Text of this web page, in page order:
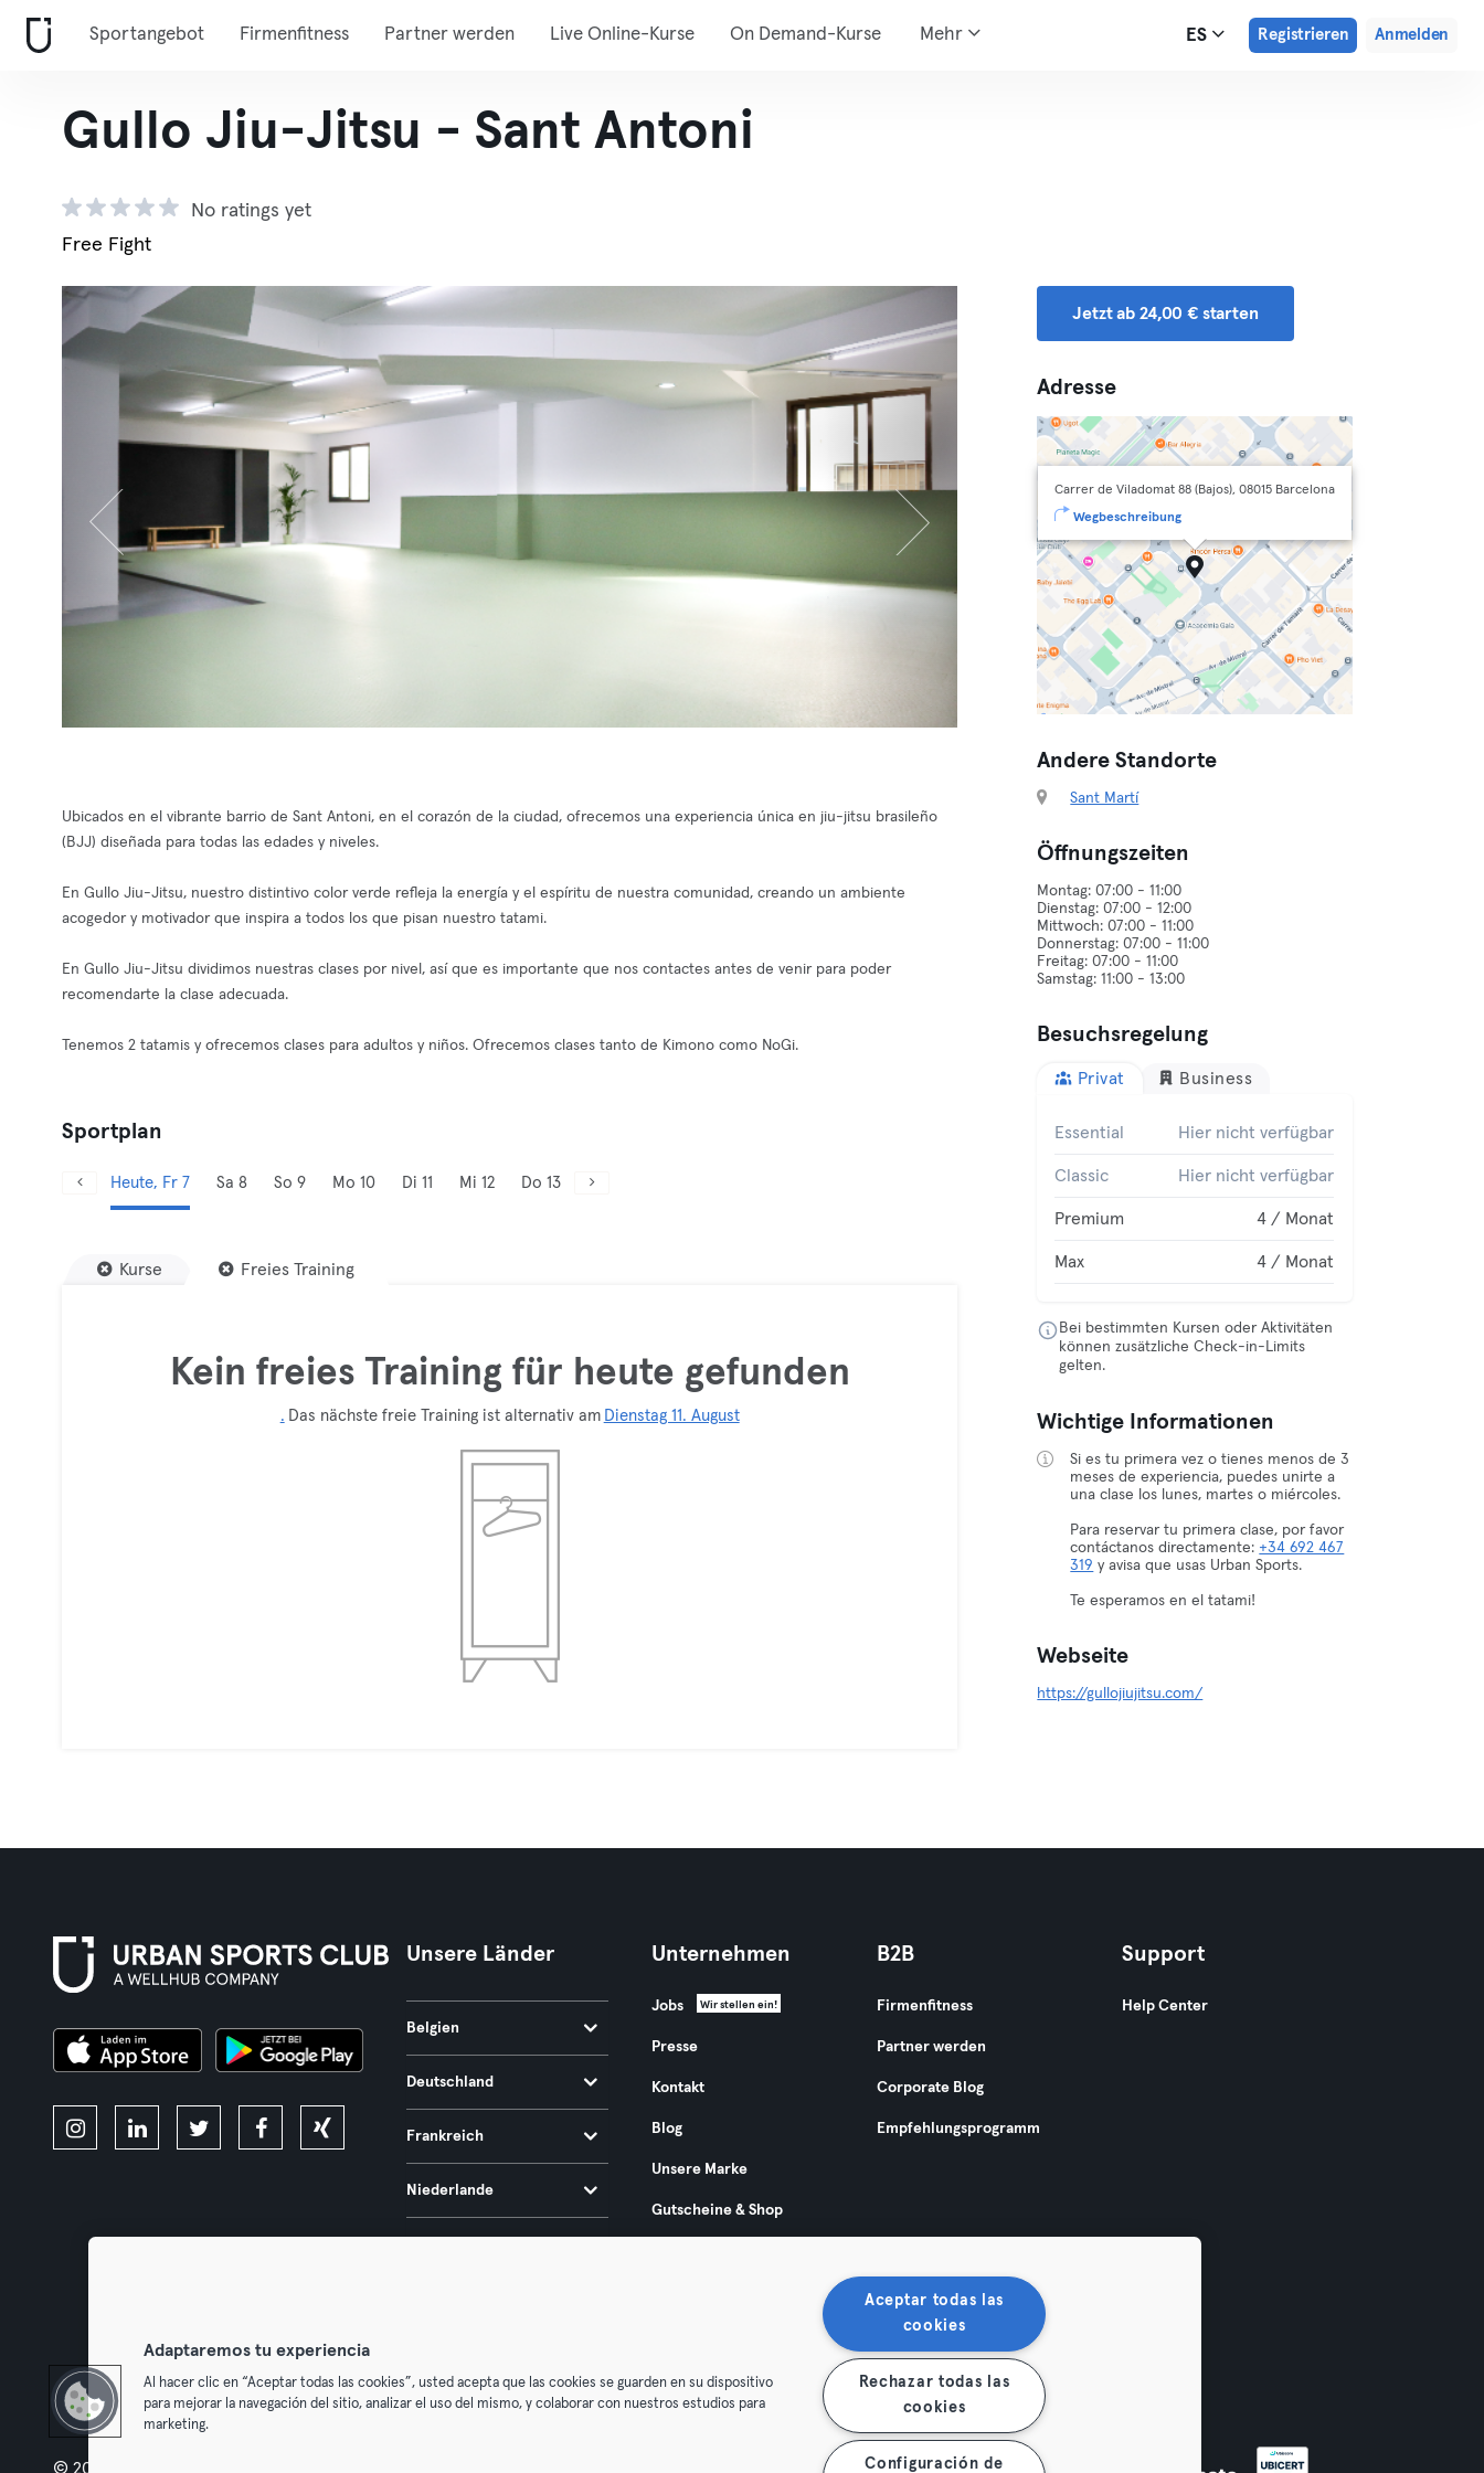
Sportangebot Firmenfitness Partner werden Live Online-Kurse On Demand-Kurse Mehr ES Registrieren Anmelden
Gullo Jiu-Jitsu - Sant Antoni
No ratings yet
Free Fight
Ubicados en el vibrante barrio de Sant Antoni, en el corazón de la ciudad, ofrecemos una experiencia única en jiu-jitsu brasileño
(BJJ) diseñada para todas las edades y niveles.
En Gullo Jiu-Jitsu, nuestro distintivo color verde refleja la energía y el espíritu de nuestra comunidad, creando un ambiente
acogedor y motivador que inspira a todos los que pisan nuestro tatami.
En Gullo Jiu-Jitsu dividimos nuestras clases por nivel, así que es importante que nos contactes antes de venir para poder
recomendarte la clase adecuada.
Tenemos 2 tatamis y ofrecemos clases para adultos y niños. Ofrecemos clases tanto de Kimono como NoGi.
Sportplan
Heute, Fr 7 Sa 8 So 9 Mo 10 Di 11 Mi 12 Do 13
Kurse Freies Training
Kein freies Training für heute gefunden
. Das nächste freie Training ist alternativ am Dienstag 11. August
Jetzt ab 24,00 € starten
Adresse
Carrer de Viladomat 88 (Bajos), 08015 Barcelona
Wegbeschreibung
Andere Standorte
Sant Martí
Öffnungszeiten
Montag: 07:00 - 11:00
Dienstag: 07:00 - 12:00
Mittwoch: 07:00 - 11:00
Donnerstag: 07:00 - 11:00
Freitag: 07:00 - 11:00
Besuchsregelung
Privat Business
Essential Hier nicht verfügbar
Classic Hier nicht verfügbar
Premium 4 / Monat
Max 4 / Monat
Bei bestimmten Kursen oder Aktivitäten
können zusätzliche Check-in-Limits
gelten.
Wichtige Informationen
Si es tu primera vez o tienes menos de 3
meses de experiencia, puedes unirte a
una clase los lunes, martes o miércoles.
Para reservar tu primera clase, por favor
contáctanos directamente: +34 692 467
319 y avisa que usas Urban Sports.
Te esperamos en el tatami!
Webseite
https://gullojiujitsu.com/
Unsere Länder
Belgien
Deutschland
Frankreich
Niederlande
Unternehmen
Jobs Wir stellen ein!
Presse
Kontakt
Blog
Unsere Marke
Gutscheine & Shop
B2B
Firmenfitness
Partner werden
Corporate Blog
Empfehlungsprogramm
Support
Help Center
© 2026 Urban Sports Group GmbH. All rights reserved. Vertrag hier kündigen Hier Verträge widerrufen
Adaptaremos tu experiencia
Al hacer clic en “Aceptar todas las cookies”, usted acepta que las cookies se guarden en su dispositivo
para mejorar la navegación del sitio, analizar el uso del mismo, y colaborar con nuestros estudios para
marketing.
Aceptar todas las
cookies
Rechazar todas las
cookies
Configuración de